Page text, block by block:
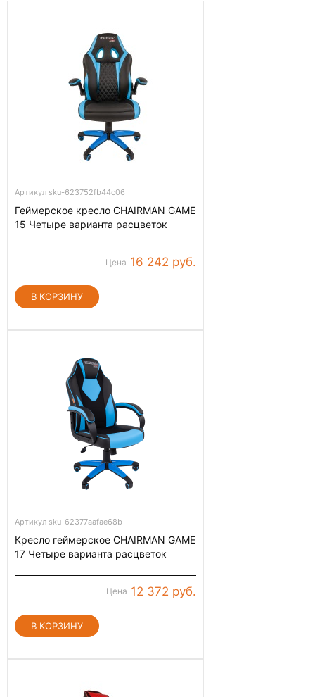
Артикул sku-623752fb44c06
Геймерское кресло CHAIRMAN GAME
15 Четыре варианта расцветок
Цена 16 242 руб.
Артикул sku-62377aafae68b
Кресло геймерское CHAIRMAN GAME
17 Четыре варианта расцветок
Цена 12 372 руб.